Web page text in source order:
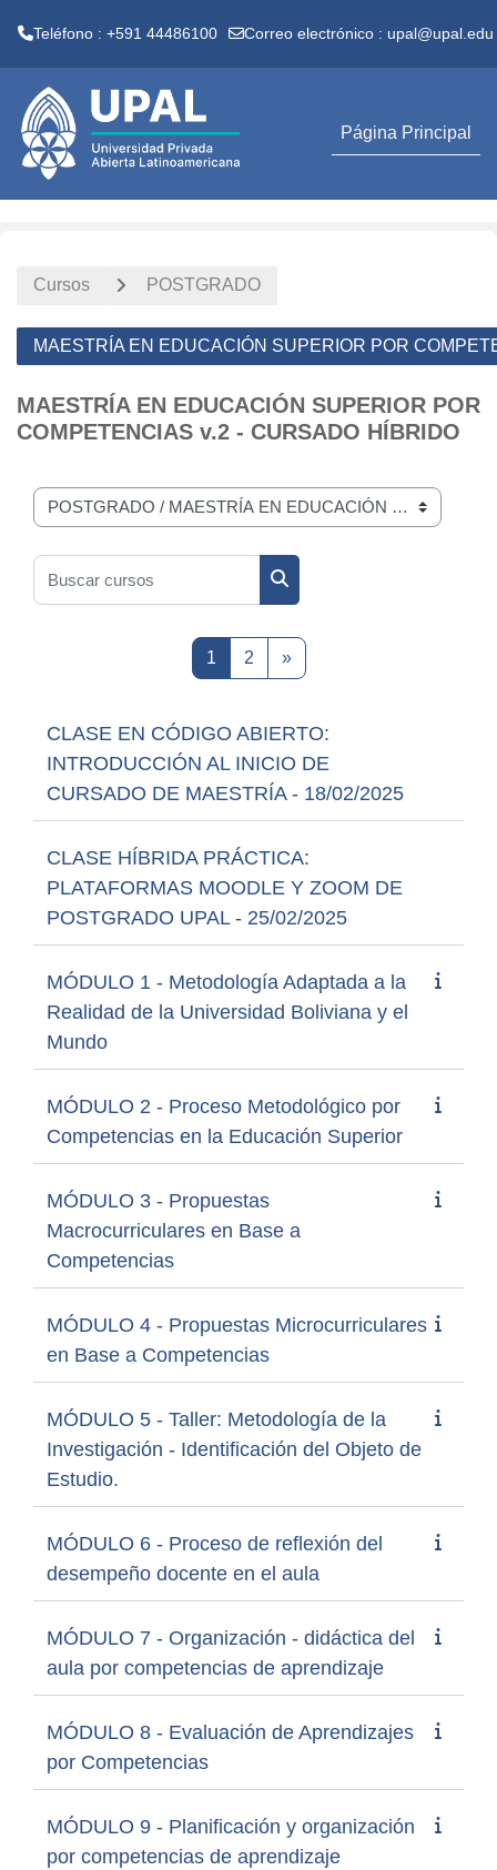
Teléfono : +591 44486100 Correo electrónico : upal@upal.edu
Página Principal
Cursos POSTGRADO
MAESTRÍA EN EDUCACIÓN SUPERIOR POR
MAESTRÍA EN EDUCACIÓN SUPERIOR POR
COMPETENCIAS v.2 - CURSADO HÍBRIDO
Categorías
Buscar cursos
Buscar cursos
1 Página 1
2Página 2
»Siguiente página
CLASE EN CÓDIGO ABIERTO:
INTRODUCCIÓN AL INICIO DE
CURSADO DE MAESTRÍA - 18/02/2025
CLASE HÍBRIDA PRÁCTICA:
PLATAFORMAS MOODLE Y ZOOM DE
POSTGRADO UPAL - 25/02/2025
MÓDULO 1 - Metodología Adaptada a la
Realidad de la Universidad Boliviana y el
Mundo
MÓDULO 2 - Proceso Metodológico por
Competencias en la Educación Superior
MÓDULO 3 - Propuestas
Macrocurriculares en Base a
Competencias
MÓDULO 4 - Propuestas Microcurriculares
en Base a Competencias
MÓDULO 5 - Taller: Metodología de la
Investigación - Identificación del Objeto de
Estudio.
MÓDULO 6 - Proceso de reflexión del
desempeño docente en el aula
MÓDULO 7 - Organización - didáctica del
aula por competencias de aprendizaje
MÓDULO 8 - Evaluación de Aprendizajes
por Competencias
MÓDULO 9 - Planificación y organización
por competencias de aprendizaje